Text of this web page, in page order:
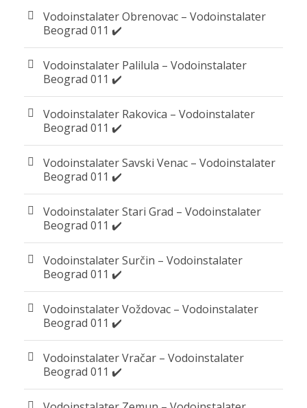
Vodoinstalater Obrenovac – Vodoinstalater
Beograd 011 ✔️
Vodoinstalater Palilula – Vodoinstalater
Beograd 011 ✔️
Vodoinstalater Rakovica – Vodoinstalater
Beograd 011 ✔️
Vodoinstalater Savski Venac – Vodoinstalater
Beograd 011 ✔️
Vodoinstalater Stari Grad – Vodoinstalater
Beograd 011 ✔️
Vodoinstalater Surčin – Vodoinstalater
Beograd 011 ✔️
Vodoinstalater Voždovac – Vodoinstalater
Beograd 011 ✔️
Vodoinstalater Vračar – Vodoinstalater
Beograd 011 ✔️